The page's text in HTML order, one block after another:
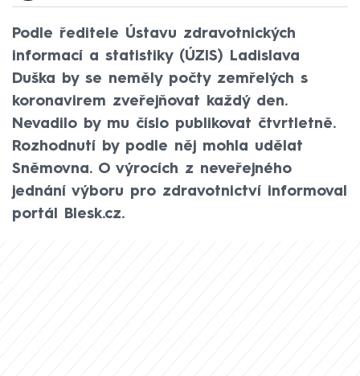
Podle ředitele Ústavu zdravotnických
informací a statistiky (ÚZIS) Ladislava
Duška by se neměly počty zemřelých s
koronavirem zveřejňovat každý den.
Nevadilo by mu číslo publikovat čtvrtletně.
Rozhodnutí by podle něj mohla udělat
Sněmovna. O výrocích z neveřejného
jednání výboru pro zdravotnictví informoval
portál Blesk.cz.